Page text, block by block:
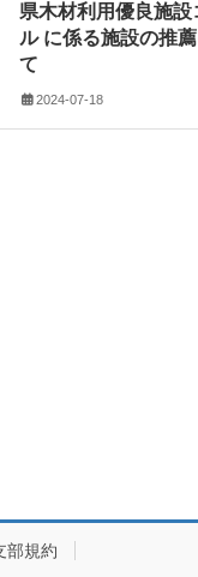
県木材利用優良施設
ル に係る施設の推
て
2024-07-18
部規約